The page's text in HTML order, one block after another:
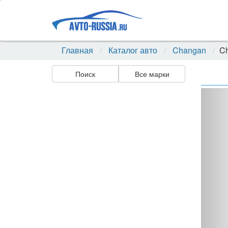
Главная Каталог авто Changan
Поиск Все марки